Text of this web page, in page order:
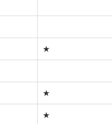
★
★
★